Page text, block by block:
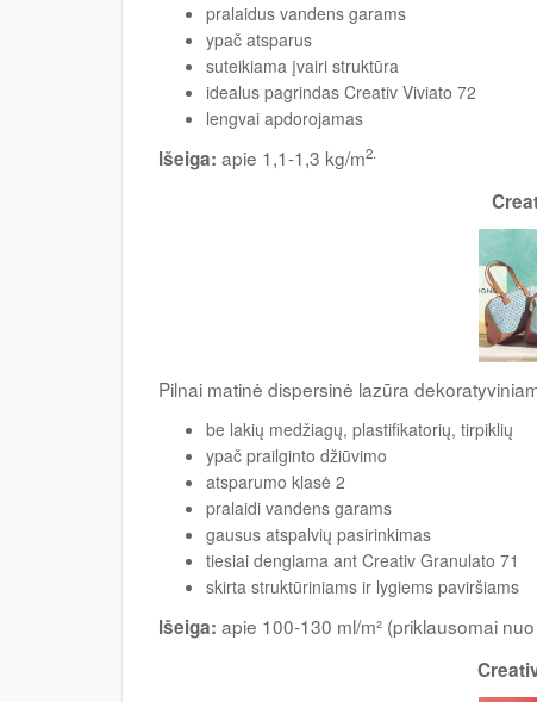
pralaidus vandens garams
ypač atsparus
suteikiama įvairi struktūra
idealus pagrindas Creativ Viviato 72
lengvai apdorojamas
Išeiga: apie 1,1-1,3 kg/m2.
Pilnai matinė dispersinė lazūra
be lakių medžiagų, plastifikatorių, tirpiklių
ypač prailginto džiūvimo
atsparumo klasė 2
pralaidi vandens garams
gausus atspalvių pasirinkimas
tiesiai dengiama ant Creativ Granulato 71
skirta struktūriniams ir lygiems paviršiams
Išeiga: apie 100-130 ml/m² (priklausomai